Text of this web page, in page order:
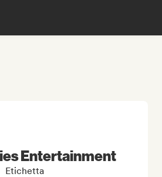
Entertainment
Etichetta